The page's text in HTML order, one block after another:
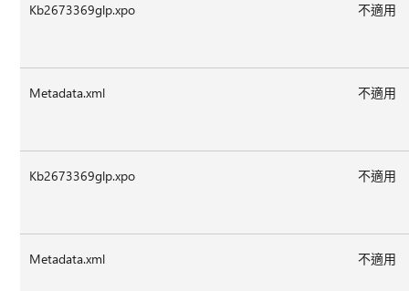
Kb2673369glp.xpo 不適用
Metadata.xml 不適用
Kb2673369glp.xpo 不適用
Metadata.xml 不適用